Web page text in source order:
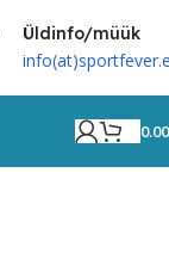
Üldinfo/müük